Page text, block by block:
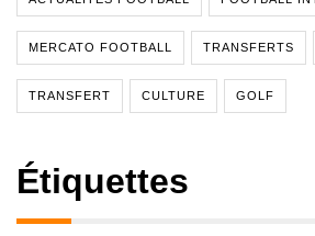
MERCATO FOOTBALL TRANSFERTS
TRANSFERT CULTURE GOLF
Étiquettes